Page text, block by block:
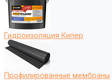
Гидроизоляция Кипер
Профилированные мембраны